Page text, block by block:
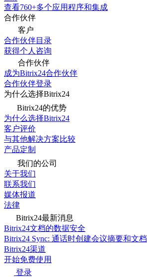
查看760+多个应用程序和集成
合作伙伴
客户
合作伙伴目录
获得个人咨询
合作伙伴
成为Bitrix24合作伙伴
合作伙伴登录
为什么选择Bitrix24
Bitrix24的优势
为什么选择Bitrix24
客户评价
与其他解决方案比较
产品定制
我们的公司
关于我们
联系我们
媒体报道
法律
Bitrix24最新消息
Bitrix24文档的数据安全
Bitrix24 Sync: 通话时创建会议摘要和文档
Bitrix24渠道
开始免费使用
登录